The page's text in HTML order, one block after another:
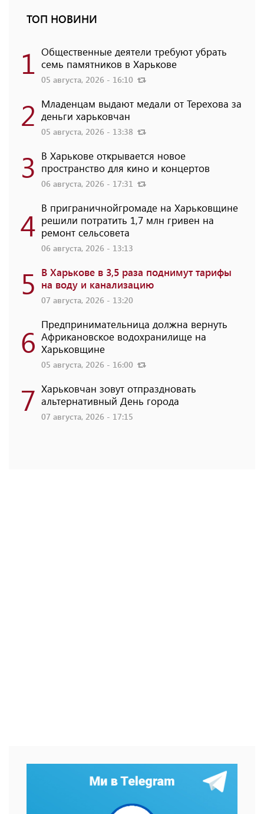
ТОП НОВИНИ
1 Общественные деятели требуют убрать
семь памятников в Харькове
05 августа, 2026 - 16:10
2 Младенцам выдают медали от Терехова за
деньги харьковчан
05 августа, 2026 - 13:38
3 В Харькове открывается новое
пространство для кино и концертов
06 августа, 2026 - 17:31
4 В приграничнойгромаде на Харьковщине
решили потратить 1,7 млн ​​гривен на
ремонт сельсовета
06 августа, 2026 - 13:13
5 В Харькове в 3,5 раза поднимут тарифы
на воду и канализацию
07 августа, 2026 - 13:20
6 Предпринимательница должна вернуть
Африкановское водохранилище на
Харьковщине
05 августа, 2026 - 16:00
7 Харьковчан зовут отпраздновать
альтернативный День города
07 августа, 2026 - 17:15